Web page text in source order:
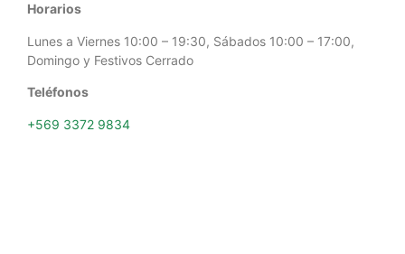
Horarios
Lunes a Viernes 10:00 – 19:30, Sábados 10:00 – 17:00,
Domingo y Festivos Cerrado
Teléfonos
+569 3372 9834